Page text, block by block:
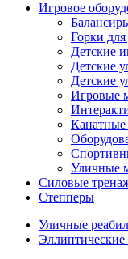
Игровое
Горки
Детские
Детские
Детские
Игровые
Уличные
Силовые
Степперы
Уличные